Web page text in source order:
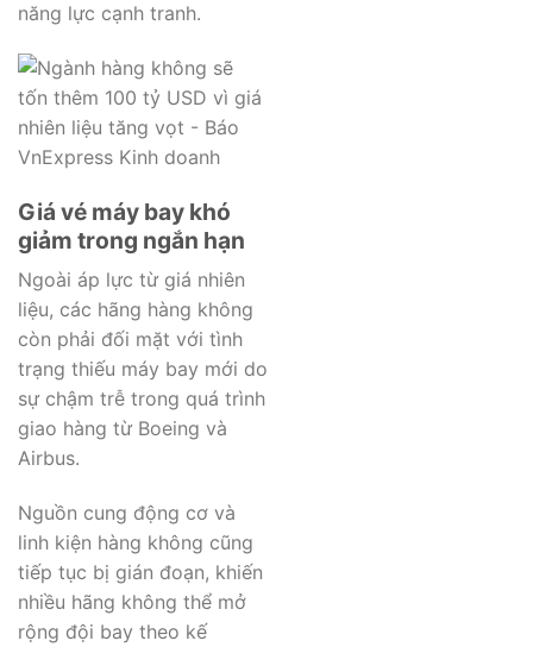
năng lực cạnh tranh.
Giá vé máy bay khó
giảm trong ngắn hạn
Ngoài áp lực từ giá nhiên
liệu, các hãng hàng không
còn phải đối mặt với tình
trạng thiếu máy bay mới do
sự chậm trễ trong quá trình
giao hàng từ Boeing và
Airbus.
Nguồn cung động cơ và
linh kiện hàng không cũng
tiếp tục bị gián đoạn, khiến
nhiều hãng không thể mở
rộng đội bay theo kế